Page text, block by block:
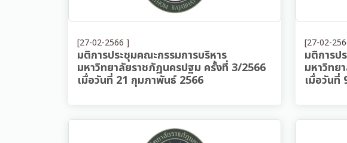
[27-02-2566 ]
มติการประชุมคณะกรรมการบริหาร
มหาวิทยาลัยราชภัฏนครปฐม ครั้งที่ 3/2566
เมื่อวันที่ 21 กุมภาพันธ์ 2566
[27-02-
มติการป
มหาวิทย
เมื่อวันที่